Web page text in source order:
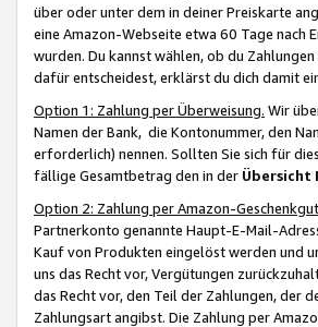
über oder unter dem in deiner Preiskarte
eine Amazon-Webseite etwa 60 Tage nach
wurden. Du kannst wählen, ob du
dafür entscheidest, erklärst du dich damit
Option 1: Zahlung per Überweisung. Wir
Namen der Bank, die Kontonummer, den
erforderlich) nennen. Sollten Sie sich für
fällige Gesamtbetrag den in der Übersicht
Option 2: Zahlung per Amazon-
Partnerkonto genannte Haupt-E-Mail-
Kauf von Produkten eingelöst werden und
uns das Recht vor, Vergütungen
das Recht vor, den Teil der Zahlungen, der
Zahlungsart angibst. Die Zahlung per